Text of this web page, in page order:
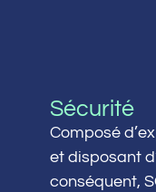
Sécurité
Composé
et disposant
conséquent,